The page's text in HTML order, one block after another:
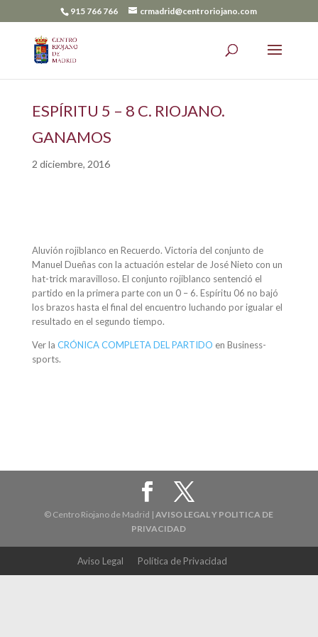
915 766 766 crmadrid@centroriojano.com
ESPÍRITU 5 – 8 C. RIOJANO.
GANAMOS
2 diciembre, 2016
Aluvión rojiblanco en Recuerdo. Victoria del conjunto de
Manuel Dueñas con la actuación estelar de José Nieto con un
hat-trick maravilloso. El conjunto rojiblanco sentenció el
partido en la primera parte con un 0 – 6. Espíritu 06 no bajó
los brazos hasta el final del encuentro luchando por igualar el
resultado en el segundo tiempo.
Ver la CRÓNICA COMPLETA DEL PARTIDO en Business-
sports.
© Centro Riojano de Madrid |AVISO LEGAL Y POLITICA DE
PRIVACIDAD
Aviso Legal Política de Privacidad